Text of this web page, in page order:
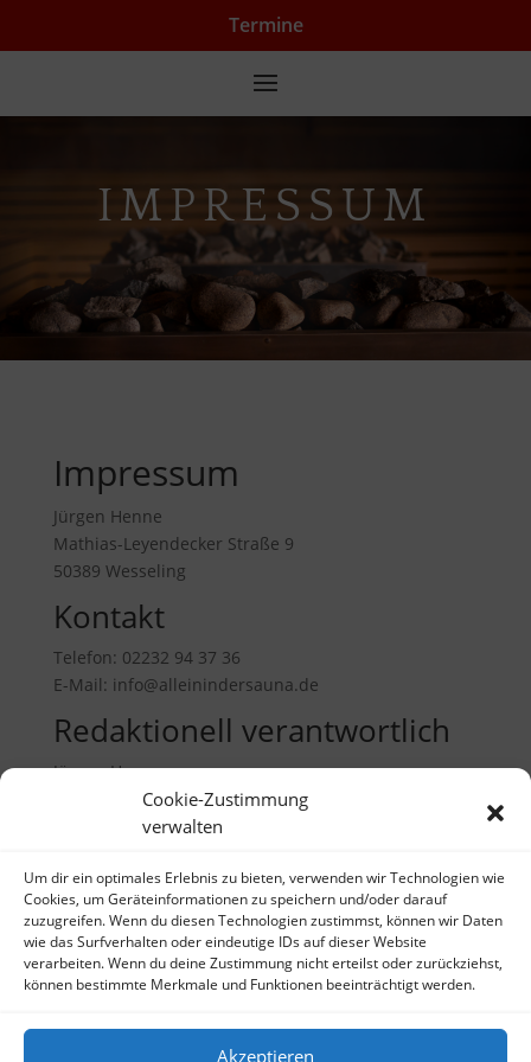
Cookie-Zustimmung
verwalten
Um dir ein optimales Erlebnis zu bieten, verwenden wir Technologien wie
Cookies, um Geräteinformationen zu speichern und/oder darauf
zuzugreifen. Wenn du diesen Technologien zustimmst, können wir Daten
wie das Surfverhalten oder eindeutige IDs auf dieser Website
verarbeiten. Wenn du deine Zustimmung nicht erteilst oder zurückziehst,
können bestimmte Merkmale und Funktionen beeinträchtigt werden.
Akzeptieren
Termine
IMPRESSUM
Impressum
Jürgen Henne
Mathias-Leyendecker Straße 9
50389 Wesseling
Kontakt
Telefon: 02232 94 37 36
E-Mail: info@alleinindersauna.de
Redaktionell verantwortlich
Jürgen Henne
Mathias-Leyendecker Straße 9
50389 Wesseling